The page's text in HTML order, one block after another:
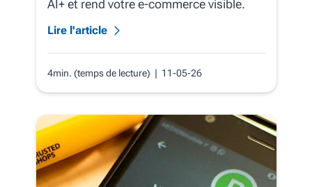
AI+ et rend votre e‑commerce visible.
Lire l'article
4min. (temps de lecture) | 11-05-26